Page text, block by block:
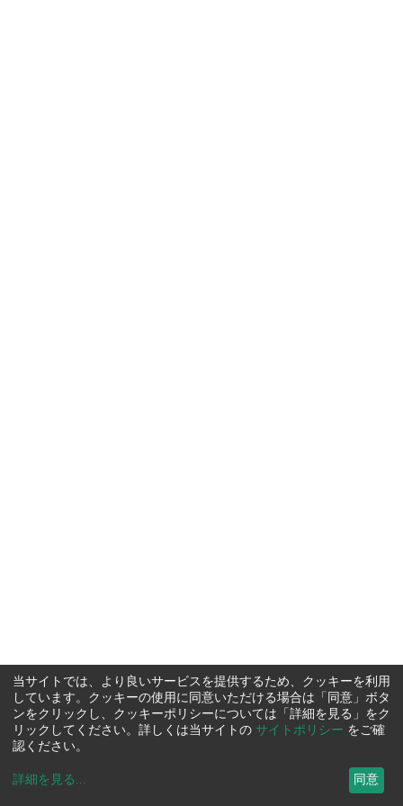
当サイトでは、より良いサービスを提供するため、クッキーを利用
しています。クッキーの使用に同意いただける場合は「同意」ボタ
ンをクリックし、クッキーポリシーについては「詳細を見る」をク
リックしてください。詳しくは当サイトの サイトポリシー をご確
認ください。
詳細を見る ... 同意